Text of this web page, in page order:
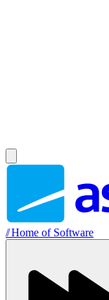
//Home of Software